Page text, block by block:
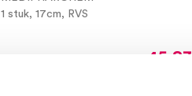
1 stuk, 17cm, RVS
45.83